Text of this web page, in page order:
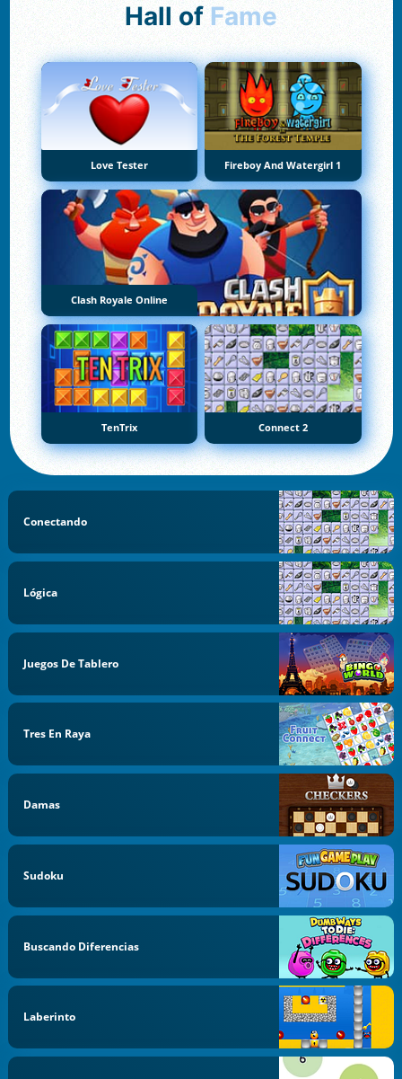
Hall of Fame
Love Tester Fireboy And Watergirl 1
Clash Royale Online
TenTrix Connect 2
Conectando
Lógica
Juegos De Tablero
Tres En Raya
Damas
Sudoku
Buscando Diferencias
Laberinto